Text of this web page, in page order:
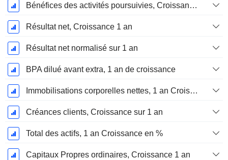
Bénéfices des activités poursuivies, Croissance 1 an
Résultat net, Croissance 1 an
Résultat net normalisé sur 1 an
BPA dilué avant extra, 1 an de croissance
Immobilisations corporelles nettes, 1 an Croissance
Créances clients, Croissance sur 1 an
Total des actifs, 1 an Croissance en %
Capitaux Propres ordinaires, Croissance 1 an